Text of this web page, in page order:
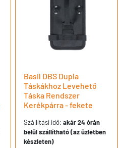
Basil DBS Dupla
Táskákhoz Levehető
Táska Rendszer
Kerékpárra - fekete
Szállítási idő: akár 24 órán
belül szállítható (az üzletben
készleten)